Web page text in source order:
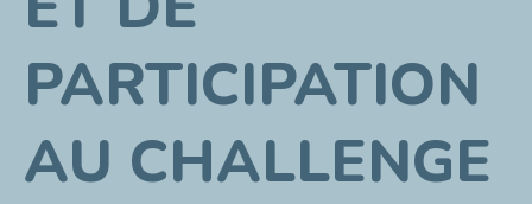
PARTICIPATION
AU CHALLENGE